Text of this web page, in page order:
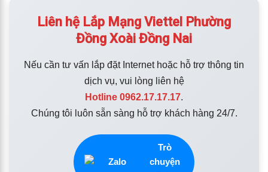
Liên hệ Lắp Mạng Viettel Phường
Đồng Xoài Đồng Nai
Nếu cần tư vấn lắp đặt Internet hoặc hỗ trợ thông tin
dịch vụ, vui lòng liên hệ
Hotline 0962.17.17.17.
Chúng tôi luôn sẵn sàng hỗ trợ khách hàng 24/7.
Trò
chuyện